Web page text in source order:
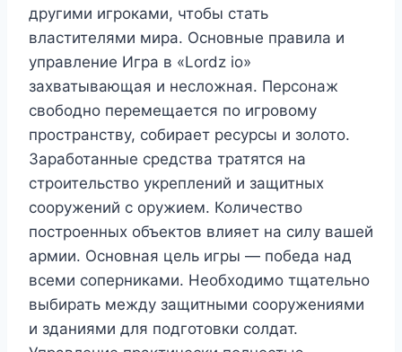
другими игроками, чтобы стать
властителями мира. Основные правила и
управление Игра в «Lordz io»
захватывающая и несложная. Персонаж
свободно перемещается по игровому
пространству, собирает ресурсы и золото.
Заработанные средства тратятся на
строительство укреплений и защитных
сооружений с оружием. Количество
построенных объектов влияет на силу вашей
армии. Основная цель игры — победа над
всеми соперниками. Необходимо тщательно
выбирать между защитными сооружениями
и зданиями для подготовки солдат.